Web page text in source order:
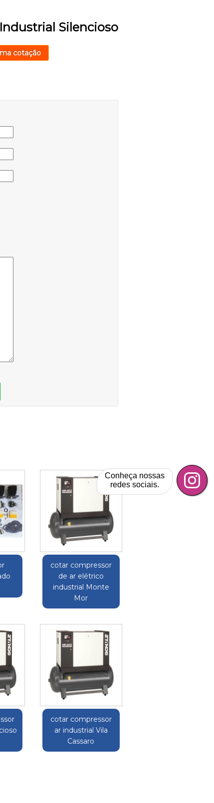
Silencioso
cotação
cotar compressor
de ar elétrico
industrial Monte
Mor
cotar compressor
ar industrial Vila
Cassaro
Conheça nossas
redes sociais.